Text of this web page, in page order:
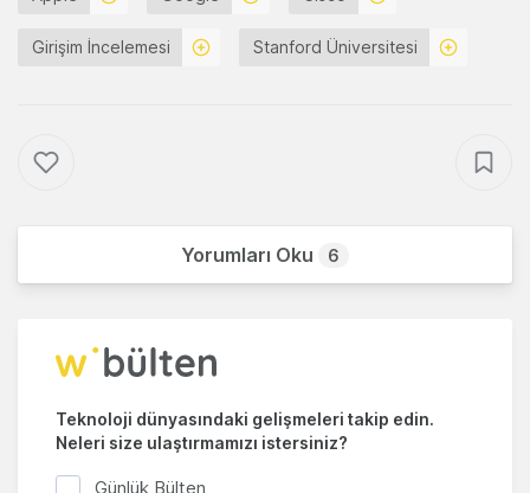
Girişim İncelemesi Stanford Üniversitesi
Yorumları Oku 6
Teknoloji dünyasındaki gelişmeleri takip edin.
Neleri size ulaştırmamızı istersiniz?
Günlük Bülten